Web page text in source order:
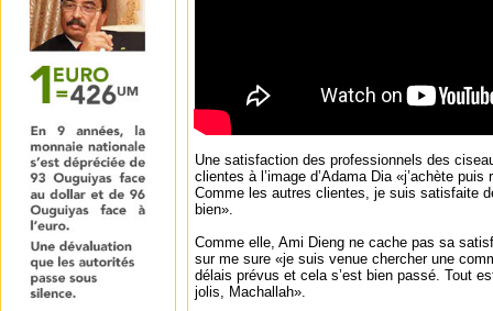
Une satisfaction des professionnels des
clientes à l’image d’Adama Dia «j’achète puis
Comme les autres clientes, je suis satisfaite
bien».
Comme elle, Ami Dieng ne cache pas sa
sur me sure «je suis venue chercher une
délais prévus et cela s’est bien passé. Tout
jolis, Machallah».